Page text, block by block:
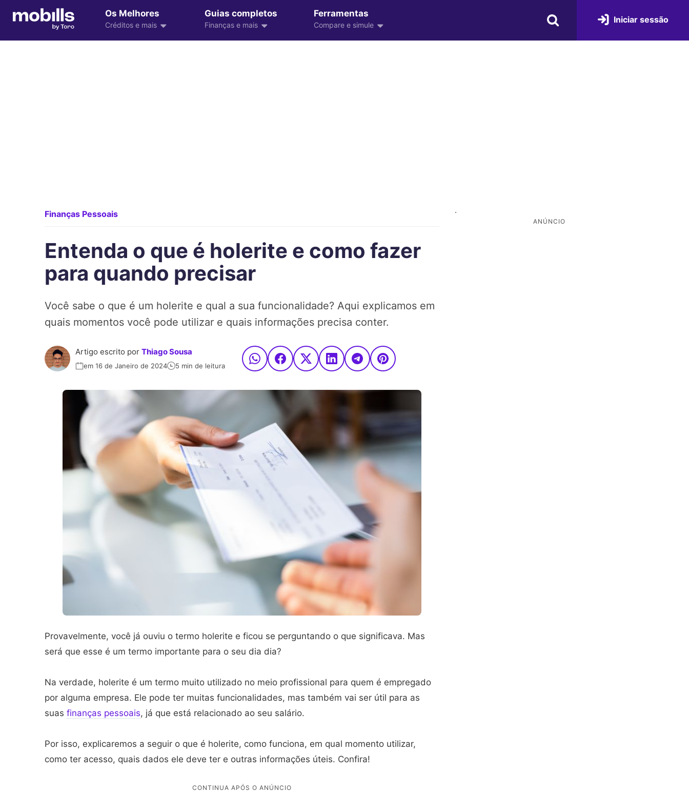
Os Melhores
Créditos e mais
Guias completos
Finanças e mais
Ferramentas
Compare e simule
Iniciar sessão
Finanças Pessoais
Entenda o que é holerite e como fazer
para quando precisar
Você sabe o que é um holerite e qual a sua funcionalidade? Aqui explicamos em
quais momentos você pode utilizar e quais informações precisa conter.
Artigo escrito por Thiago Sousa
em 16 de Janeiro de 2024 5 min de leitura
Provavelmente, você já ouviu o termo holerite e ficou se perguntando o que significava. Mas
será que esse é um termo importante para o seu dia dia?
Na verdade, holerite é um termo muito utilizado no meio profissional para quem é empregado
por alguma empresa. Ele pode ter muitas funcionalidades, mas também vai ser útil para as
suas finanças pessoais, já que está relacionado ao seu salário.
Por isso, explicaremos a seguir o que é holerite, como funciona, em qual momento utilizar,
como ter acesso, quais dados ele deve ter e outras informações úteis. Confira!
.